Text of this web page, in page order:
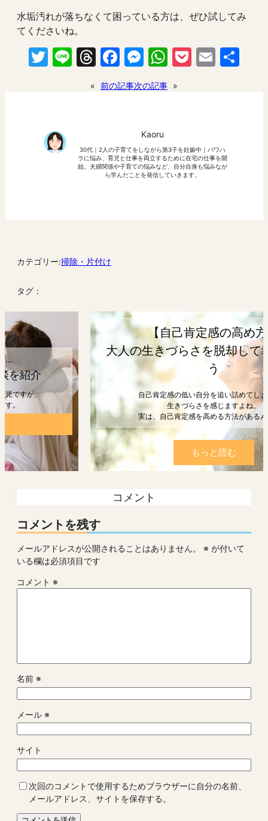
水垢汚れが落ちなくて困っている方は、ぜひ試してみ
てくださいね。
Twitter
LineThreads
Facebook
Messenger
WhatsApp
Pocket
Email
« 前の記事次の記事 »
Kaoru
30代｜2人の子育てをしながら第3子を妊娠中｜パワハ
ラに悩み、育児と仕事を両立するために在宅の仕事を開
始。夫婦関係や子育ての悩みなど、自分自身も悩みなが
ら学んだことを発信していきます。
カテゴリー:掃除・片付け
タグ：
【自己肯定感の高め方】
大人の生きづらさを脱却して幸せになろ
う
自己肯定感の低い自分を追い詰めてしまうと、
生きづらさを感じますよね。
実は、自己肯定感を高める方法があるんです。
もっと読む
コメント
コメントを残す
メールアドレスが公開されることはありません。 ※ が付いて
いる欄は必須項目です
コメント ※
名前 ※
メール ※
サイト
次回のコメントで使用するためブラウザーに自分の名前、
メールアドレス、サイトを保存する。